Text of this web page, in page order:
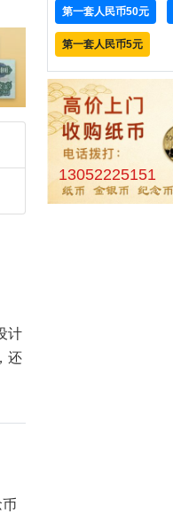
计
还
第一套人民币50元
第一套人民币5元
13052225151